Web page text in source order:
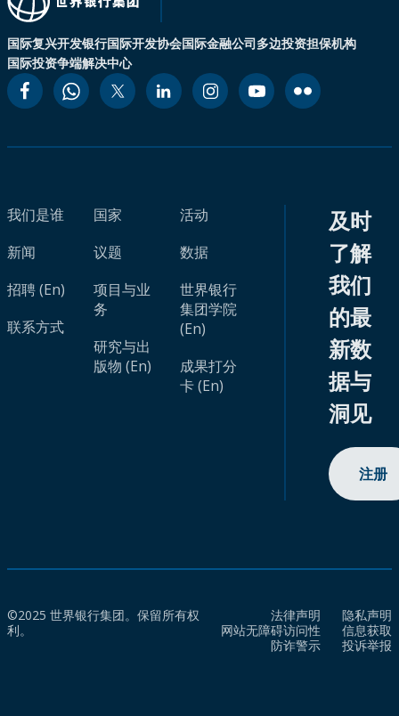
国际复兴开发银行国际开发协会国际金融公司多边投资担保机构
国际投资争端解决中心
我们是谁
新闻
招聘 (En)
联系方式
国家
议题
项目与业
务
研究与出
版物 (En)
活动
数据
世界银行
集团学院
(En)
成果打分
卡 (En)
及时
了解
我们
的最
新数
据与
洞见
注册
©2025 世界银行集团。保留所有权
利。
法律声明
隐私声明
网站无障碍访问性
信息获取
防诈警示
投诉举报